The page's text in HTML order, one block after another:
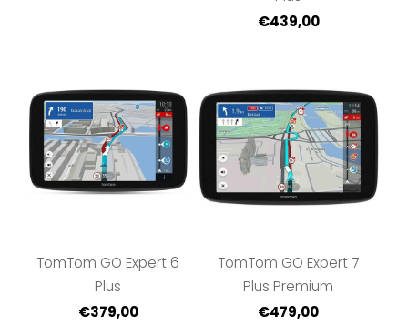
€439,00
TomTom GO Expert 6
Plus
€379,00
TomTom GO Expert 7
Plus Premium
€479,00